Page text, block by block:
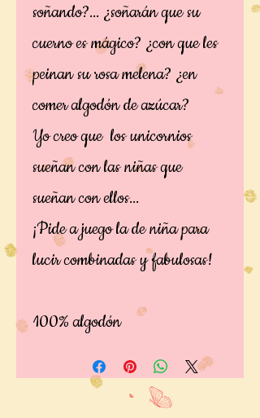
soñando?... ¿soñarán que su
cuerno es mágico? ¿con que les
peinan su rosa melena? ¿en
comer algodón de azúcar?
Yo creo que los unicornios
sueñan con las niñas que
sueñan con ellos...
¡Pide a juego la de niña para
lucir combinadas y fabulosas!
100% algodón